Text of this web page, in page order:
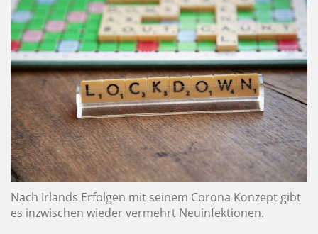
Nach Irlands Erfolgen mit seinem Corona Konzept gibt
es inzwischen wieder vermehrt Neuinfektionen.